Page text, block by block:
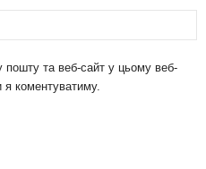
пошту та веб-сайт у цьому веб-
я коментуватиму.